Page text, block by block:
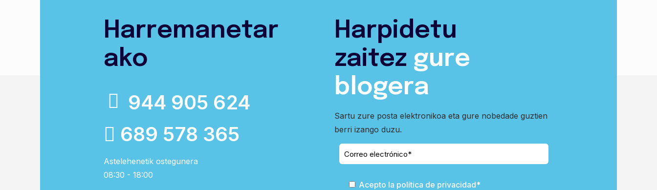
Harremanetar
ako
944 905 624
689 578 365
Astelehenetik ostegunera
08:30 - 18:00
Harpidetu
zaitez gure
blogera
Sartu zure posta elektronikoa eta gure nobedade guztien
berri izango duzu.
Acepto la política de privacidad*